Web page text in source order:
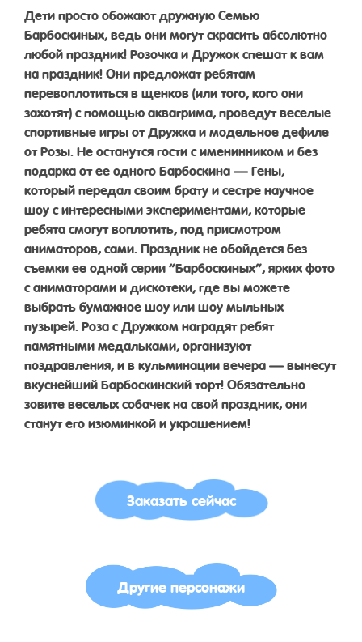
Дети просто обожают дружную Семью
Барбоскиных, ведь они могут скрасить абсолютно
любой праздник! Розочка и Дружок спешат к вам
на праздник! Они предложат ребятам
перевоплотиться в щенков (или того, кого они
захотят) с помощью аквагрима, проведут веселые
спортивные игры от Дружка и модельное дефиле
от Розы. Не останутся гости с именинником и без
подарка от ее одного Барбоскина — Гены,
который передал своим брату и сестре научное
шоу с интересными экспериментами, которые
ребята смогут воплотить, под присмотром
аниматоров, сами. Праздник не обойдется без
съемки ее одной серии “Барбоскиных”, ярких фото
с аниматорами и дискотеки, где вы можете
выбрать бумажное шоу или шоу мыльных
пузырей. Роза с Дружком наградят ребят
памятными медальками, организуют
поздравления, и в кульминации вечера — вынесут
вкуснейший Барбоскинский торт! Обязательно
зовите веселых собачек на свой праздник, они
станут его изюминкой и украшением!
Заказать сейчас
Другие персонажи